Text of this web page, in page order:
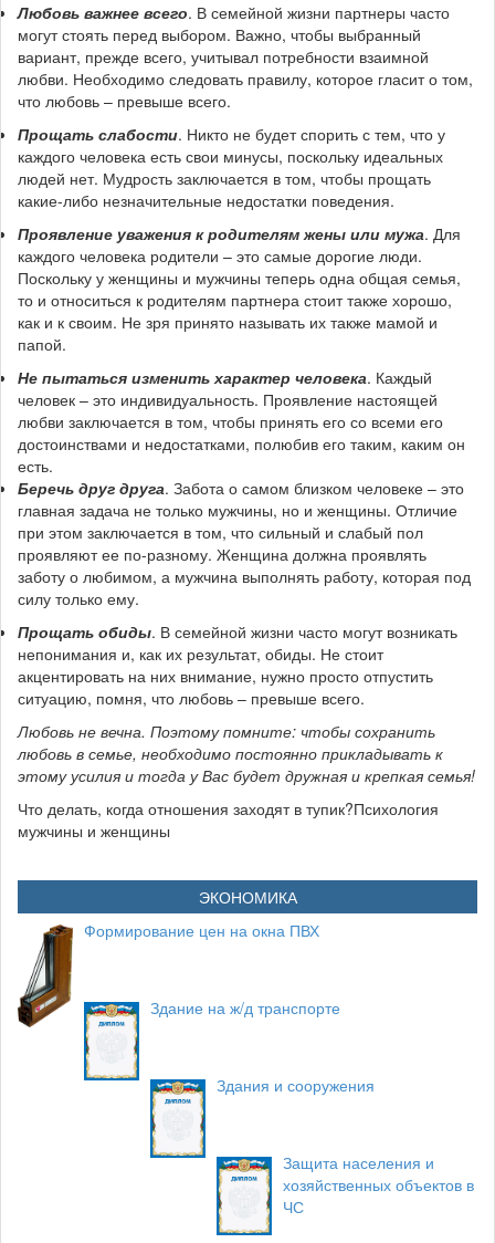
Любовь важнее всего. В семейной жизни партнеры часто
могут стоять перед выбором. Важно, чтобы выбранный
вариант, прежде всего, учитывал потребности взаимной
любви. Необходимо следовать правилу, которое гласит о том,
что любовь – превыше всего.
Прощать слабости. Никто не будет спорить с тем, что у
каждого человека есть свои минусы, поскольку идеальных
людей нет. Мудрость заключается в том, чтобы прощать
какие-либо незначительные недостатки поведения.
Проявление уважения к родителям жены или мужа. Для
каждого человека родители – это самые дорогие люди.
Поскольку у женщины и мужчины теперь одна общая семья,
то и относиться к родителям партнера стоит также хорошо,
как и к своим. Не зря принято называть их также мамой и
папой.
Не пытаться изменить характер человека. Каждый
человек – это индивидуальность. Проявление настоящей
любви заключается в том, чтобы принять его со всеми его
достоинствами и недостатками, полюбив его таким, каким он
есть.
Беречь друг друга. Забота о самом близком человеке – это
главная задача не только мужчины, но и женщины. Отличие
при этом заключается в том, что сильный и слабый пол
проявляют ее по-разному. Женщина должна проявлять
заботу о любимом, а мужчина выполнять работу, которая под
силу только ему.
Прощать обиды. В семейной жизни часто могут возникать
непонимания и, как их результат, обиды. Не стоит
акцентировать на них внимание, нужно просто отпустить
ситуацию, помня, что любовь – превыше всего.
Любовь не вечна. Поэтому помните: чтобы сохранить
любовь в семье, необходимо постоянно прикладывать к
этому усилия и тогда у Вас будет дружная и крепкая семья!
Что делать, когда отношения заходят в тупик?Психология
мужчины и женщины
ЭКОНОМИКА
Формирование цен на окна ПВХ
Здание на ж/д транспорте
Здания и сооружения
Защита населения и
хозяйственных объектов в
ЧС